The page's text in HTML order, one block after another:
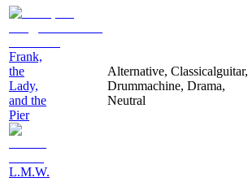
Frank,
the
Lady,
and the
Pier
L.M.W.
Alternative, Classicalguitar,
Drummachine, Drama,
Neutral